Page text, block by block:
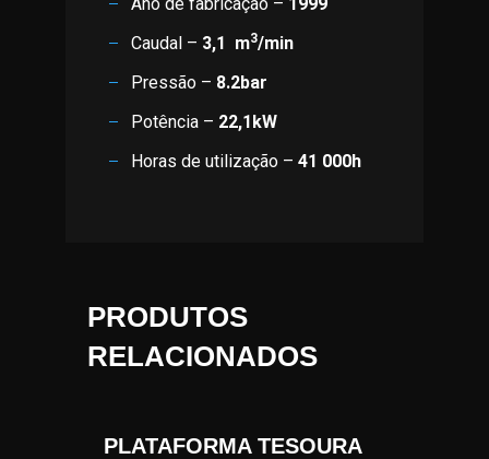
Caudal – 3,1 m3/min
Pressão – 8.2bar
Potência – 22,1kW
Horas de utilização – 41 000h
PRODUTOS
RELACIONADOS
PLATAFORMA TESOURA